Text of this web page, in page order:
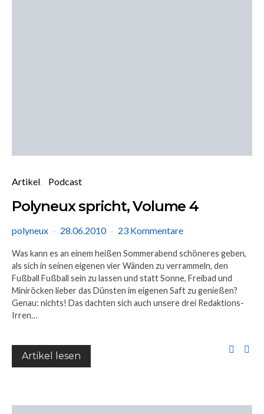
Artikel Podcast
Polyneux spricht, Volume 4
polyneux 28.06.2010 23 Kommentare
Was kann es an einem heißen Sommerabend schöneres geben,
als sich in seinen eigenen vier Wänden zu verrammeln, den
Fußball Fußball sein zu lassen und statt Sonne, Freibad und
Miniröcken lieber das Dünsten im eigenen Saft zu genießen?
Genau: nichts! Das dachten sich auch unsere drei Redaktions-
Irren…
Artikel lesen